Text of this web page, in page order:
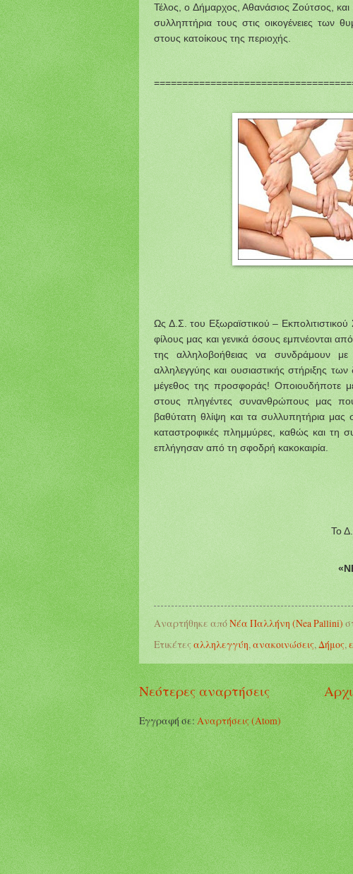
Τέλος, ο Δήμαρχος, Αθανάσιος Ζούτσος, και
συλληπτήρια τους στις οικογένειες των
στους κατοίκους της περιοχής.
Ως Δ.Σ. του Εξωραϊστικού –
φίλους μας και γενικά όσους εμπνέονται
της αλληλοβοήθειας να συνδράμουν με
αλληλεγγύης και ουσιαστικής στήριξης
μέγεθος της προσφοράς! Οποιουδήποτε
στους πληγέντες συνανθρώπους μας
βαθύτατη θλίψη και τα συλλυπητήρια μας
καταστροφικές πλημμύρες , καθώς και τη
επλήγησαν από τη σφοδρή κακοκαιρία
Το
Αναρτήθηκε απόΝέα Παλλήνη (Nea Pallini)
Ετικέτες αλληλεγγύη, ανακοινώσεις, Δήμος,
Νεότερες αναρτήσεις
Εγγραφή σε:Αναρτήσεις (Atom)